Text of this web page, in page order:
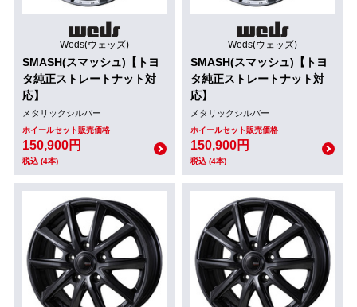
Weds(ウェッズ)
SMASH(スマッシュ)【トヨ
タ純正ストレートナット対
応】
メタリックシルバー
ホイールセット販売価格
150,900円
税込 (4本)
Weds(ウェッズ)
SMASH(スマッシュ)【トヨ
タ純正ストレートナット対
応】
メタリックシルバー
ホイールセット販売価格
150,900円
税込 (4本)